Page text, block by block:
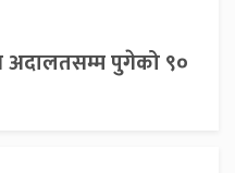
अदालतसम्म पुगेको ९०